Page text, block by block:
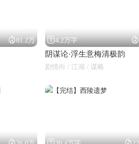
81.2万 4.2万字 
阴谋论·浮生意梅清极韵
剧情向 / 江湖 / 谋略